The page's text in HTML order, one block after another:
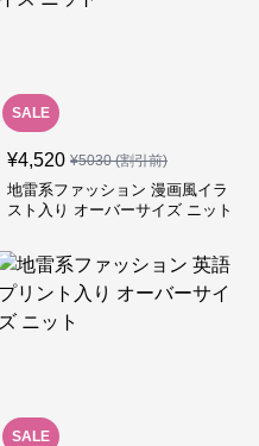
SALE
¥4,520 ¥5030(割引前)
地雷系ファッション 漫画風イラ
スト入り オーバーサイズ ニット
SALE